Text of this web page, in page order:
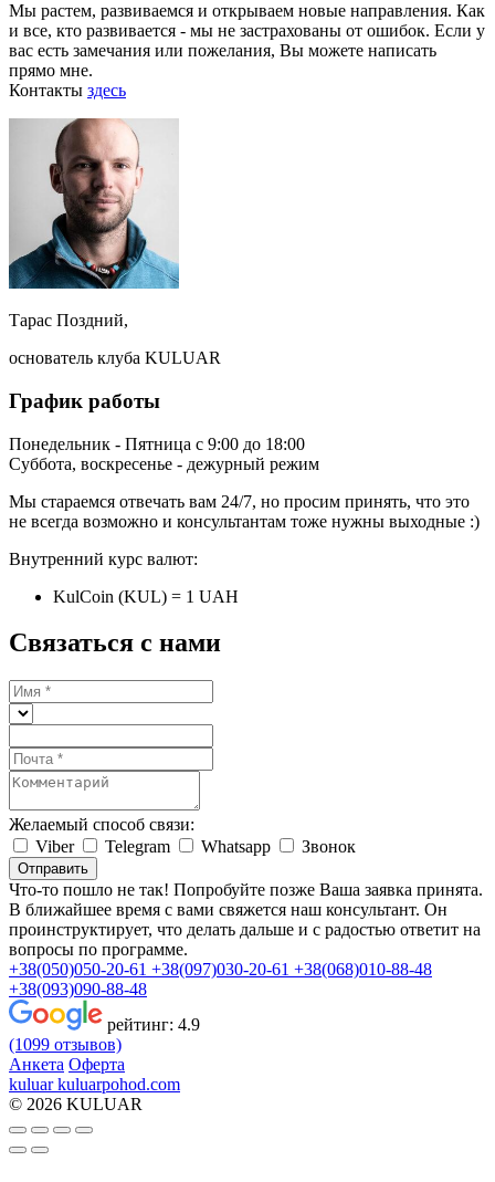
Мы растем, развиваемся и открываем новые направления. Как
и все, кто развивается - мы не застрахованы от ошибок. Если у
вас есть замечания или пожелания, Вы можете написать
прямо мне.
Контакты здесь
Тарас Поздний,
основатель клуба KULUAR
График работы
Понедельник - Пятница с 9:00 до 18:00
Суббота, воскресенье - дежурный режим
Мы стараемся отвечать вам 24/7, но просим принять, что это
не всегда возможно и консультантам тоже нужны выходные :)
Внутренний курс валют:
KulCoin (KUL) = 1 UAH
Связаться с нами
Желаемый способ связи:
Viber
Telegram Whatsapp Звонок
Отправить
Что-то пошло не так! Попробуйте позже Ваша заявка принята.
В ближайшее время с вами свяжется наш консультант. Он
проинструктирует, что делать дальше и с радостью ответит на
вопросы по программе.
+38(050)050-20-61 +38(097)030-20-61 +38(068)010-88-48
+38(093)090-88-48
рейтинг: 4.9
(1099 отзывов)
Анкета Оферта
kuluar kuluarpohod.com
© 2026 KULUAR